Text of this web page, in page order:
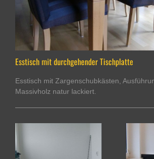
Esstisch mit durchgehender Tischplatte
Esstisch mit Zargenschubkästen,
Massivholz natur lackiert.